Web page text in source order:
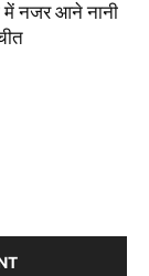
में नजर आने नानी